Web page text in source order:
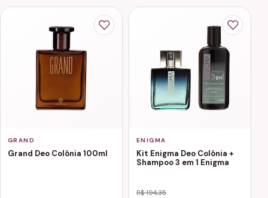
GRAND
Grand Deo Colônia 100ml
ENIGMA
Kit Enigma Deo Colônia +
Shampoo 3 em 1 Enigma
R$ 194,35